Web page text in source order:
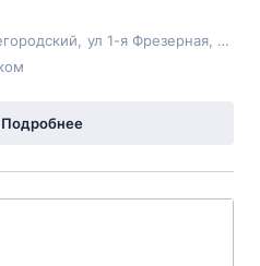
ул 1-я Фрезерная
Подробнее